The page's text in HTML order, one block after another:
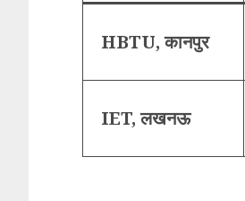
HBTU, कानपुर
IET, लखनऊ